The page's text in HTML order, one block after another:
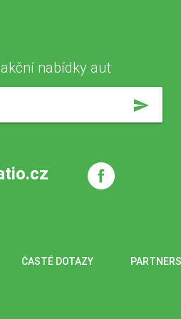
nabídky aut
send
ČASTÉ DOTAZY